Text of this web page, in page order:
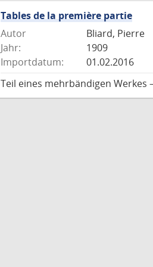
Tables de la première partie
Autor
Bliard, Pierre
Jahr:
1909
Importdatum:
01.02.2016
Teil eines mehrbändigen Werkes